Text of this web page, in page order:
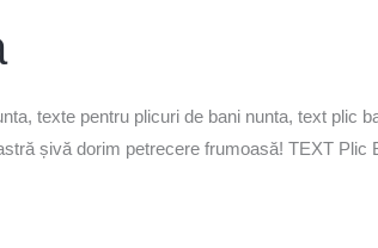
texte pentru plicuri de bani nunta, text plic
șivă dorim petrecere frumoasă! TEXT